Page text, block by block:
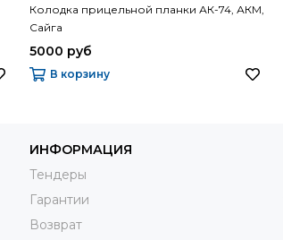
Колодка прицельной планки АК-74, АКМ,
Сайга
5000 руб
В корзину
ИНФОРМАЦИЯ
Тендеры
Гарантии
Возврат